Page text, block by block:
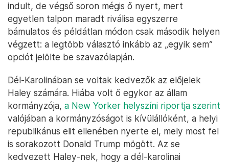
indult, de végső soron mégis ő nyert, mert
egyetlen talpon maradt riválisa egyszerre
bámulatos és példátlan módon csak második helyen
végzett: a legtöbb választó inkább az „egyik sem”
opciót jelölte be szavazólapján.
Dél-Karolinában se voltak kedvezők az előjelek
Haley számára. Hiába volt ő egykor az állam
kormányzója, a New Yorker helyszíni riportja szerint
valójában a kormányzóságot is kívülállóként, a helyi
republikánus elit ellenében nyerte el, mely most fel
is sorakozott Donald Trump mögött. Az se
kedvezett Haley-nek, hogy a dél-karolinai